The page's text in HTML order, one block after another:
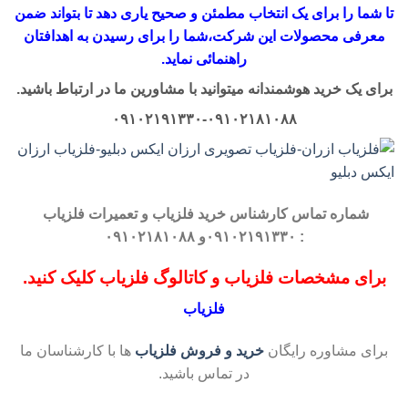
تا شما را برای یک انتخاب مطمئن و صحیح یاری دهد تا بتواند ضمن
معرفی محصولات این شرکت،شما را برای رسیدن به اهدافتان
راهنمائی نماید.
برای یک خرید هوشمندانه میتوانید با مشاورین ما در ارتباط باشید.
۰۹۱۰۲۱۹۱۳۳۰-۰۹۱۰۲۱۸۱۰۸۸
شماره تماس کارشناس خرید فلزیاب و تعمیرات فلزیاب
: ۰۹۱۰۲۱۹۱۳۳۰و ۰۹۱۰۲۱۸۱۰۸۸
برای مشخصات فلزیاب و کاتالوگ فلزیاب کلیک کنید.
فلزیاب
برای مشاوره رایگان خرید و فروش فلزیاب ها با کارشناسان ما
در تماس باشید.